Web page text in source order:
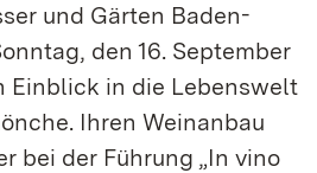
und Gärten Baden-
den 16. September
Einblick in die Lebenswelt
Ihren Weinanbau
bei der Führung „In vino